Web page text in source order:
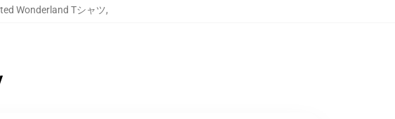
Wonderland Tシャツ,